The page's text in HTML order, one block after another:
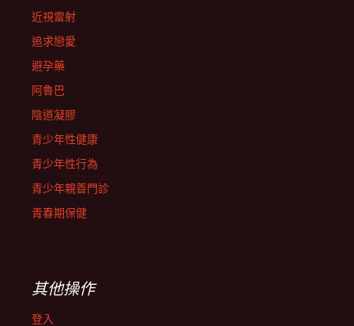
近視雷射
追求戀愛
避孕藥
阿魯巴
陰道凝膠
青少年性健康
青少年性行為
青少年親善門診
青春期保健
其他操作
登入